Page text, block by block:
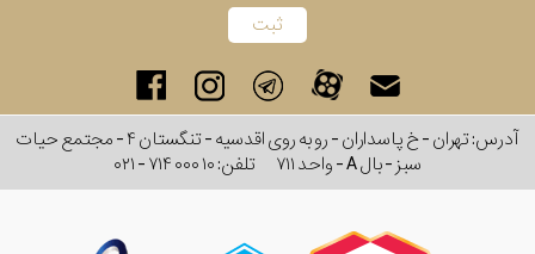
آدرس: تهران - خ پاسداران - رو به روی اقدسیه - تنگستان ۴ - مجتمع حیات
سبز - بال A - واحد ۷۱۱
تلفن:۰۲۱ - ۷۱۴ ۰۰۰ ۱۰